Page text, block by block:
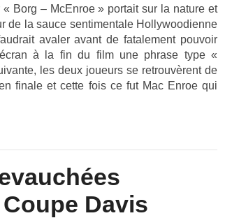
Borg – McEn­roe » por­tait sur la na­ture et
de la sauce sen­timen­tale Hol­lywoodien­ne
aval­er avant de fatale­ment pouvoir
à la fin du film une phrase type «
les deux joueurs se retro­uvèrent de
fin­ale et cette fois ce fut Mac Enroe qui
Davis